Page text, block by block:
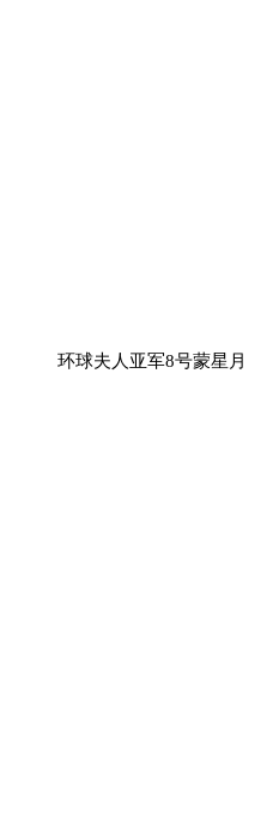
环球夫人亚军8号蒙星月